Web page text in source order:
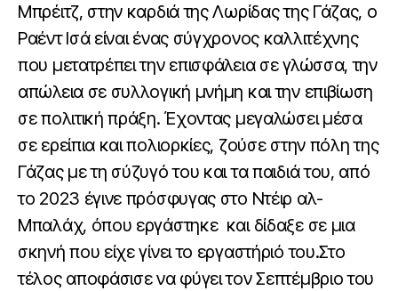
Μπρέιτζ, στην καρδιά της Λωρίδας της Γάζας, ο
Ραέντ Ισά είναι ένας σύγχρονος καλλιτέχνης
που μετατρέπει την επισφάλεια σε γλώσσα, την
απώλεια σε συλλογική μνήμη και την επιβίωση
σε πολιτική πράξη. Έχοντας μεγαλώσει μέσα
σε ερείπια και πολιορκίες, ζούσε στην πόλη της
Γάζας με τη σύζυγό του και τα παιδιά του, από
το 2023 έγινε πρόσφυγας στο Ντέιρ αλ-
Μπαλάχ, όπου εργάστηκε και δίδαξε σε μια
σκηνή που είχε γίνει το εργαστήριό του.Στο
τέλος αποφάσισε να φύγει τον Σεπτέμβριο του